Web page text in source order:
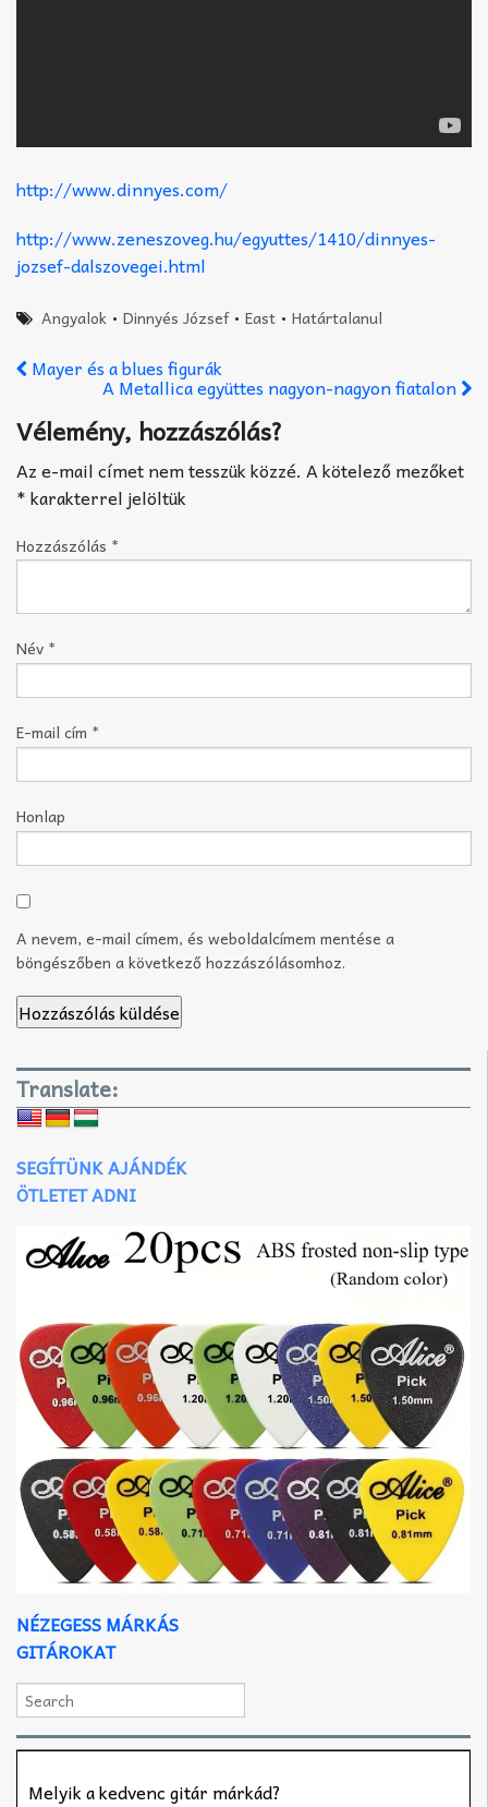
http://www.dinnyes.com/
http://www.zeneszoveg.hu/egyuttes/1410/dinnyes-
jozsef-dalszovegei.html
Angyalok •Dinnyés József•East •Határtalanul
Mayer és a blues figurák
A Metallica együttes nagyon-nagyon fiatalon
Vélemény, hozzászólás?
Az e-mail címet nem tesszük közzé. A kötelező mezőket
*karakterrel jelöltük
Hozzászólás *
Név *
E-mail cím *
Honlap
A nevem, e-mail címem, és weboldalcímem mentése a
böngészőben a következő hozzászólásomhoz.
Translate:
SEGÍTÜNK AJÁNDÉK
ÖTLETET ADNI
NÉZEGESS MÁRKÁS
GITÁROKAT
Melyik a kedvenc gitár márkád?